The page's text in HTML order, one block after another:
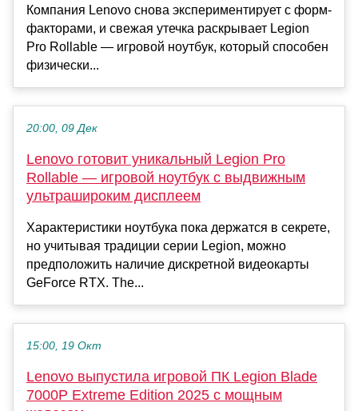
Компания Lenovo снова экспериментирует с форм-
факторами, и свежая утечка раскрывает Legion
Pro Rollable — игровой ноутбук, который способен
физически...
20:00, 09 Дек
Lenovo готовит уникальный Legion Pro
Rollable — игровой ноутбук с выдвижным
ультрашироким дисплеем
Характеристики ноутбука пока держатся в секрете,
но учитывая традиции серии Legion, можно
предположить наличие дискретной видеокарты
GeForce RTX. The...
15:00, 19 Окт
Lenovo выпустила игровой ПК Legion Blade
7000P Extreme Edition 2025 с мощным